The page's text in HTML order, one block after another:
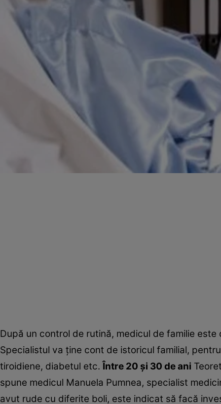
După un control de rutină, medicul de familie
Specialistul va ţine cont de istoricul familial,
tiroidiene, diabetul etc. Între 20 şi 30 de ani
spune medicul Manuela Pumnea, specialist
avut rude cu diferite boli, este indicat să facă